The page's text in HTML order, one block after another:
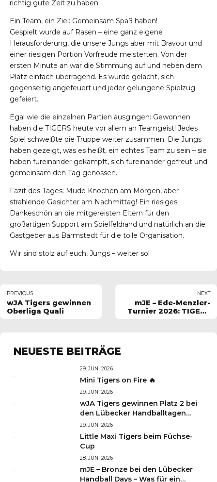
richtig gute Zeit zu haben.
Ein Team, ein Ziel: Gemeinsam Spaß haben!
Gespielt wurde auf Rasen – eine ganz eigene
Herausforderung, die unsere Jungs aber mit Bravour und
einer riesigen Portion Vorfreude meisterten. Von der
ersten Minute an war die Stimmung auf und neben dem
Platz einfach überragend. Es wurde gelacht, sich
gegenseitig angefeuert und jeder gelungene Spielzug
gefeiert.
Egal wie die einzelnen Partien ausgingen: Gewonnen
haben die TIGERS heute vor allem an Teamgeist! Jedes
Spiel schweißte die Truppe weiter zusammen. Die Jungs
haben gezeigt, was es heißt, ein echtes Team zu sein – sie
haben füreinander gekämpft, sich füreinander gefreut und
gemeinsam den Tag genossen.
Fazit des Tages: Müde Knochen am Morgen, aber
strahlende Gesichter am Nachmittag! Ein riesiges
Dankeschön an die mitgereisten Eltern für den
großartigen Support am Spielfeldrand und natürlich an die
Gastgeber aus Barmstedt für die tolle Organisation.
Wir sind stolz auf euch, Jungs – weiter so!
PREVIOUS
wJA Tigers gewinnen
Oberliga Quali
NEXT
mJE – Ede-Menzler-
Turnier 2026: TIGERS
NEUESTE BEITRÄGE
29. JUNI 2026
Mini Tigers on Fire 🔥
29. JUNI 2026
wJA Tigers gewinnen Platz 2 bei
den Lübecker Handballtagen
2026
29. JUNI 2026
Little Maxi Tigers beim Füchse-
Cup
28. JUNI 2026
mJE – Bronze bei den Lübecker
Handball Days – Was für ein